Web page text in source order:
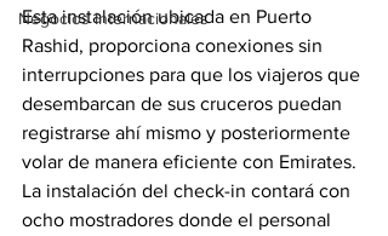
Negocios Internacionales
Esta instalación ubicada en Puerto
Rashid, proporciona conexiones sin
interrupciones para que los viajeros que
desembarcan de sus cruceros puedan
registrarse ahí mismo y posteriormente
volar de manera eficiente con Emirates.
La instalación del check-in contará con
ocho mostradores donde el personal